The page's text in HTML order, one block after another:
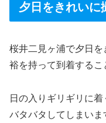
夕日をきれいに
桜井二見ヶ浦で夕日
裕を持って到着するこ
日の入りギリギリに
バタバタしてしまいま